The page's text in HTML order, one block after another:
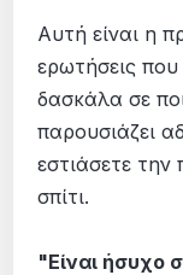
Αυτή είναι η
ερωτήσεις
δασκάλα σε
παρουσιάζει
εστιάσετε
σπίτι.
"Είναι ήσυχο